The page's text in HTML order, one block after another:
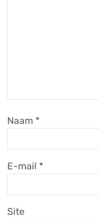
Naam *
E-mail *
Site